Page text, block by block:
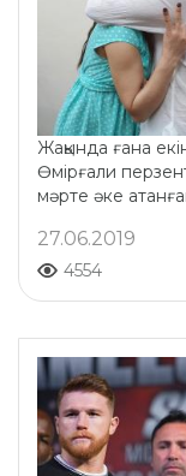
Жақында ғана
Өмірғали
мәрте әке
27.06.2019
4554